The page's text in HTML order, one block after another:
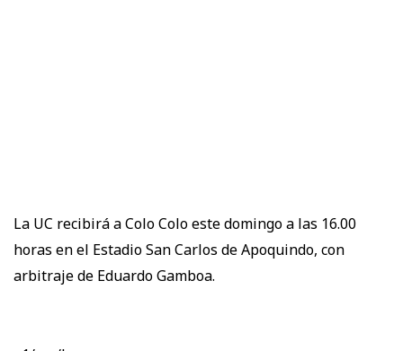
La UC recibirá a Colo Colo este domingo a las 16.00
horas en el Estadio San Carlos de Apoquindo, con
arbitraje de Eduardo Gamboa.